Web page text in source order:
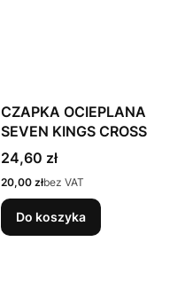
CZAPKA OCIEPLANA
SEVEN KINGS CROSS
Cena
24,60 zł
Cena
20,00 złbez VAT
Do koszyka